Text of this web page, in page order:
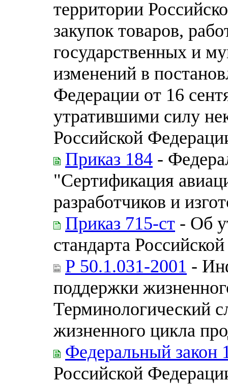
территории
закупок товаров,
государственных и
изменений в
Федерации от 16
утратившими силу
Российской
Приказ 184 -
"Сертификация
разработчиков и
Приказ 715-ст - Об
стандарта
Р 50.1.031-2001 -
поддержки
Терминологический
жизненного цикла
Федеральный закон
Российской